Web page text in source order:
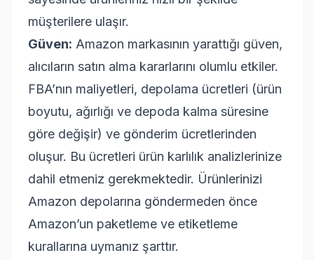
müşterilere ulaşır.
Güven: Amazon markasının yarattığı güven,
alıcıların satın alma kararlarını olumlu etkiler.
FBA’nın maliyetleri, depolama ücretleri (ürün
boyutu, ağırlığı ve depoda kalma süresine
göre değişir) ve gönderim ücretlerinden
oluşur. Bu ücretleri ürün karlılık analizlerinize
dahil etmeniz gerekmektedir. Ürünlerinizi
Amazon depolarına göndermeden önce
Amazon’un paketleme ve etiketleme
kurallarına uymanız şarttır.